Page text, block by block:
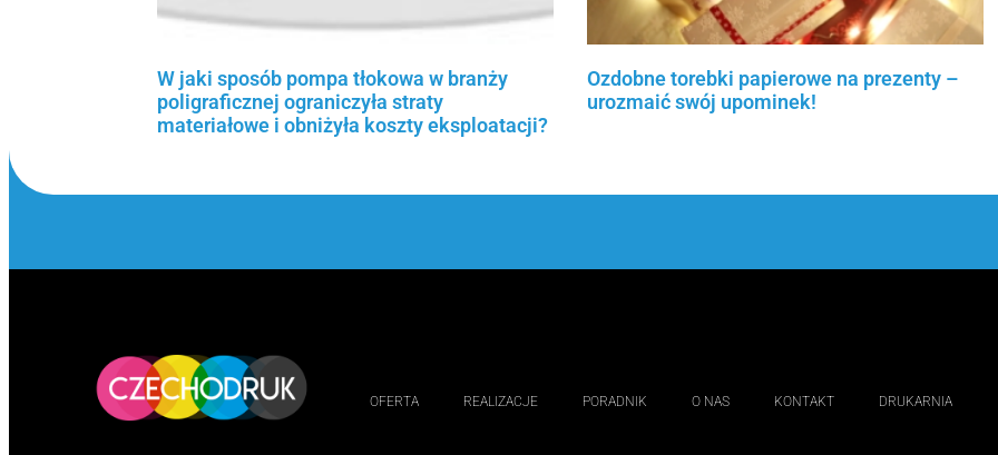
W jaki sposób pompa tłokowa w branży
poligraficznej ograniczyła straty
materiałowe i obniżyła koszty eksploatacji?
Ozdobne torebki papierowe na prezenty –
urozmaić swój upominek!
OFERTA REALIZACJE PORADNIK O NAS KONTAKT DRUKARNIA